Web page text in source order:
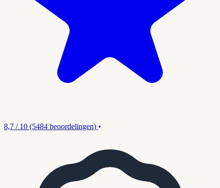
8,7 / 10 (5484 beoordelingen) •